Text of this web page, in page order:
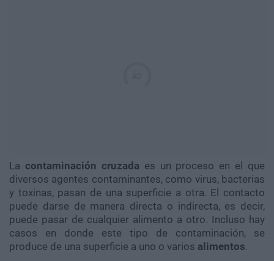
La contaminación cruzada es un proceso en el que
diversos agentes contaminantes, como virus, bacterias
y toxinas, pasan de una superficie a otra. El contacto
puede darse de manera directa o indirecta, es decir,
puede pasar de cualquier alimento a otro. Incluso hay
casos en donde este tipo de contaminación, se
produce de una superficie a uno o varios alimentos.